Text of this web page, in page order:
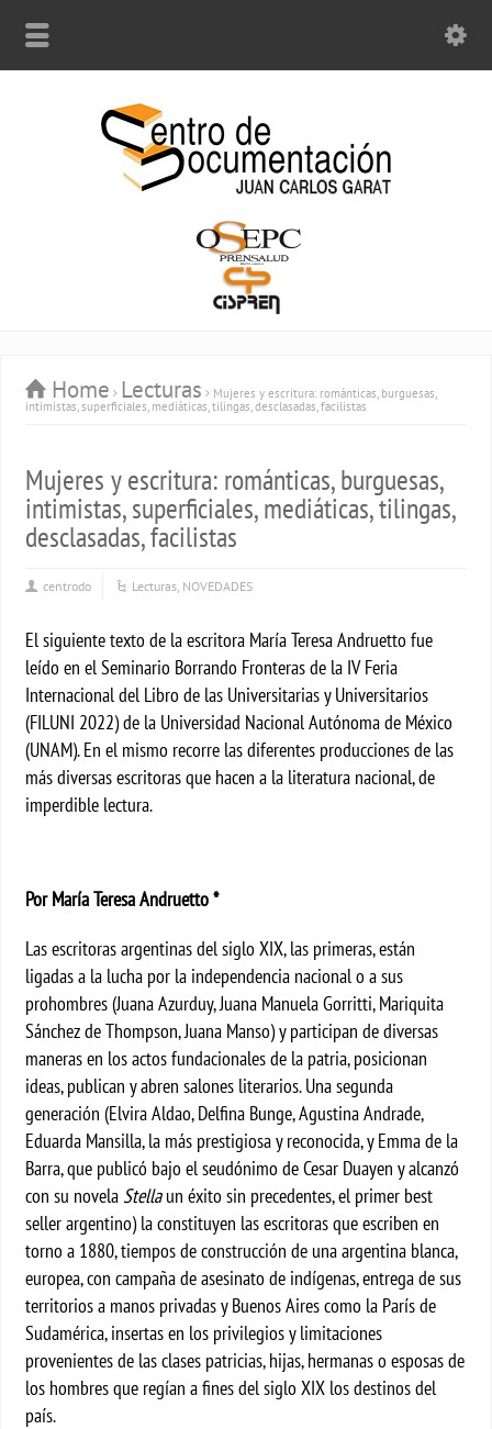
Home Lecturas
Mujeres y escritura: románticas, burguesas,
intimistas, superficiales, mediáticas, tilingas, desclasadas, facilistas
Mujeres y escritura: románticas, burguesas,
intimistas, superficiales, mediáticas, tilingas,
desclasadas, facilistas
centrodo Lecturas, NOVEDADES
El siguiente texto de la escritora María Teresa Andruetto fue
leído en el Seminario Borrando Fronteras de la IV Feria
Internacional del Libro de las Universitarias y Universitarios
(FILUNI 2022) de la Universidad Nacional Autónoma de México
(UNAM). En el mismo recorre las diferentes producciones de las
más diversas escritoras que hacen a la literatura nacional, de
imperdible lectura.
Por María Teresa Andruetto *
Las escritoras argentinas del siglo XIX, las primeras, están
ligadas a la lucha por la independencia nacional o a sus
prohombres (Juana Azurduy, Juana Manuela Gorritti, Mariquita
Sánchez de Thompson, Juana Manso) y participan de diversas
maneras en los actos fundacionales de la patria, posicionan
ideas, publican y abren salones literarios. Una segunda
generación (Elvira Aldao, Delfina Bunge, Agustina Andrade,
Eduarda Mansilla, la más prestigiosa y reconocida, y Emma de la
Barra, que publicó bajo el seudónimo de Cesar Duayen y alcanzó
con su novelaStellaun éxito sin precedentes, el primer best
seller argentino) la constituyen las escritoras que escriben en
torno a 1880, tiempos de construcción de una argentina blanca,
europea, con campaña de asesinato de indígenas, entrega de sus
territorios a manos privadas y Buenos Aires como la París de
Sudamérica, insertas en los privilegios y limitaciones
provenientes de las clases patricias, hijas, hermanas o esposas de
los hombres que regían a fines del siglo XIX los destinos del
país.